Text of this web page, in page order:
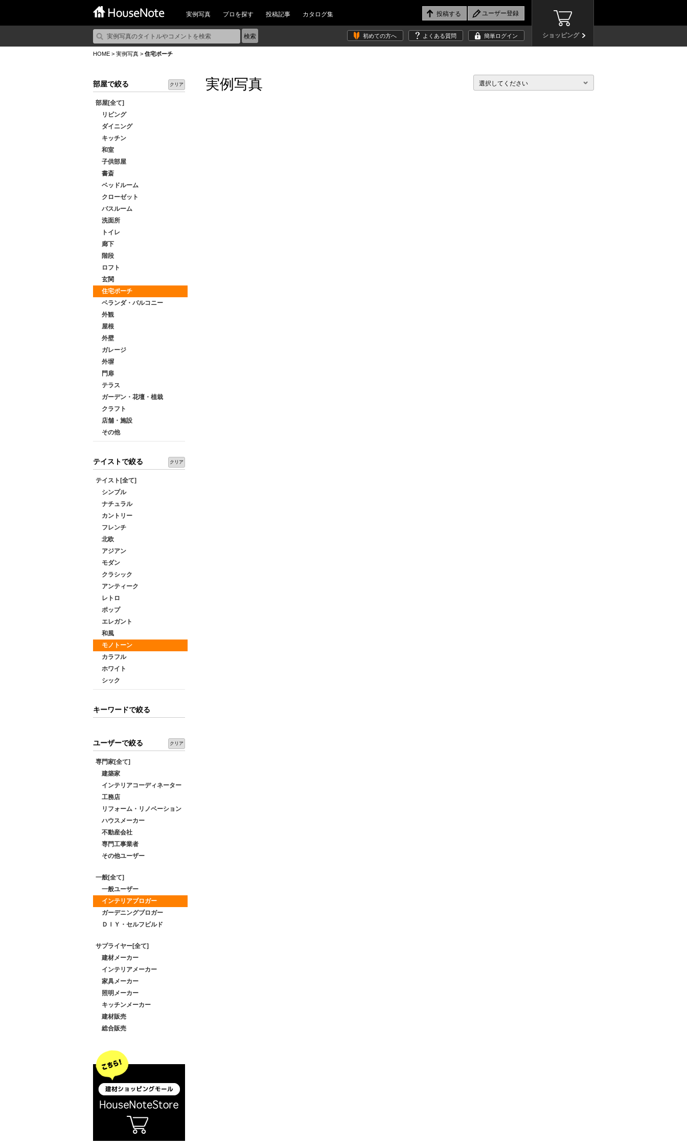
実例写真 プロを探す 投稿記事 カタログ集
ショッピング
初めての方へ よくある質問 簡単ログイン
HOME > 実例写真 > 住宅ポーチ
部屋で絞る クリア
部屋[全て]
リビング
ダイニング
キッチン
和室
子供部屋
書斎
ベッドルーム
クローゼット
バスルーム
洗面所
トイレ
廊下
階段
ロフト
玄関
住宅ポーチ
ベランダ・バルコニー
外観
屋根
外壁
ガレージ
外塀
門扉
テラス
ガーデン・花壇・植栽
クラフト
店舗・施設
その他
テイストで絞る クリア
テイスト[全て]
シンプル
ナチュラル
カントリー
フレンチ
北欧
アジアン
モダン
クラシック
アンティーク
レトロ
ポップ
エレガント
和風
モノトーン
カラフル
ホワイト
シック
キーワードで絞る
ユーザーで絞る クリア
専門家[全て]
建築家
インテリアコーディネーター
工務店
リフォーム・リノベーション
ハウスメーカー
不動産会社
専門工事業者
その他ユーザー
一般[全て]
一般ユーザー
インテリアブロガー
ガーデニングブロガー
ＤＩＹ・セルフビルド
サプライヤー[全て]
建材メーカー
インテリアメーカー
家具メーカー
照明メーカー
キッチンメーカー
建材販売
総合販売
実例写真 選択してください